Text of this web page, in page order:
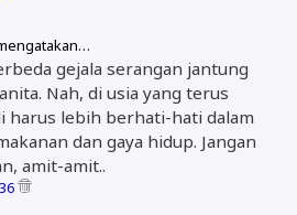
gejala serangan jantung
Nah, di usia yang terus
harus lebih berhati-hati dalam
dan gaya hidup. Jangan
amit-amit..